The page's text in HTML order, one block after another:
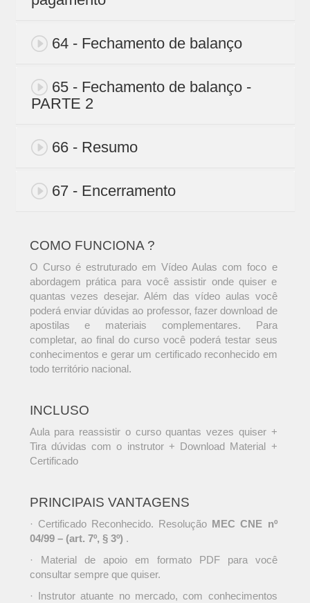
64 - Fechamento de balanço
65 - Fechamento de balanço -
PARTE 2
66 - Resumo
67 - Encerramento
COMO FUNCIONA ?
O Curso é estruturado em Vídeo Aulas com foco e
abordagem prática para você assistir onde quiser e
quantas vezes desejar. Além das vídeo aulas você
poderá enviar dúvidas ao professor, fazer download de
apostilas e materiais complementares. Para
completar, ao final do curso você poderá testar seus
conhecimentos e gerar um certificado reconhecido em
todo território nacional.
INCLUSO
Aula para reassistir o curso quantas vezes quiser +
Tira dúvidas com o instrutor + Download Material +
Certificado
PRINCIPAIS VANTAGENS
· Certificado Reconhecido. Resolução MEC CNE nº
04/99 – (art. 7º, § 3º) .
· Material de apoio em formato PDF para você
consultar sempre que quiser.
· Instrutor atuante no mercado, com conhecimentos